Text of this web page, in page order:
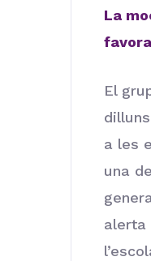
La
El
a les
una
alerta